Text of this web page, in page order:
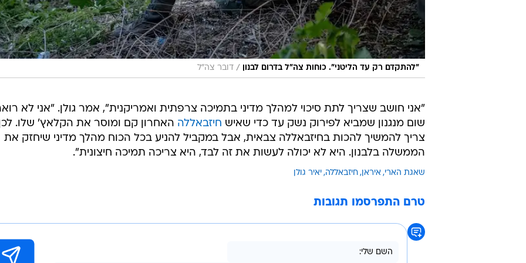
"להתקדם רק עד הליטני". כוחות צה"ל בדרום לבנון / דובר צה"ל
"אני חושב שצריך לתת סיכוי למהלך מדיני בתמיכה צרפתית ואמריקנית", אמר גולן. "אני לא
שום מנגנון שמביא לפירוק נשק עד כדי שאיש חיזבאללה האחרון קם ומוסר את הקלאץ' שלו.
צריך להמשיך להכות בחיזבאללה צבאית, אבל במקביל להניע בכל הכוח מהלך מדיני שיחזק את
הממשלה בלבנון. היא לא יכולה לעשות את זה לבד, היא צריכה תמיכה חיצונית".
שאגת הארי איראן חיזבאללה יאיר גולן
טרם התפרסמו תגובות